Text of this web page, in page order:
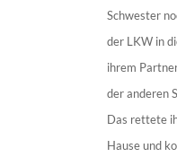
Schwester
der LKW in
ihrem
der anderen
Das rettete
Hause und